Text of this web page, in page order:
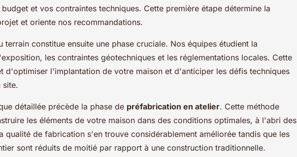
et vos contraintes techniques. Cette première étape détermine la
et oriente nos recommandations.
terrain constitue ensuite une phase cruciale. Nos équipes étudient la
les contraintes géotechniques et les réglementations locales. Cette
d'optimiser l'implantation de votre maison et d'anticiper les défis techniques
site.
détaillée précède la phase de préfabrication en atelier. Cette méthode
les éléments de votre maison dans des conditions optimales, à l'abri des
qualité de fabrication s'en trouve considérablement améliorée tandis que les
sont réduits de moitié par rapport à une construction traditionnelle.